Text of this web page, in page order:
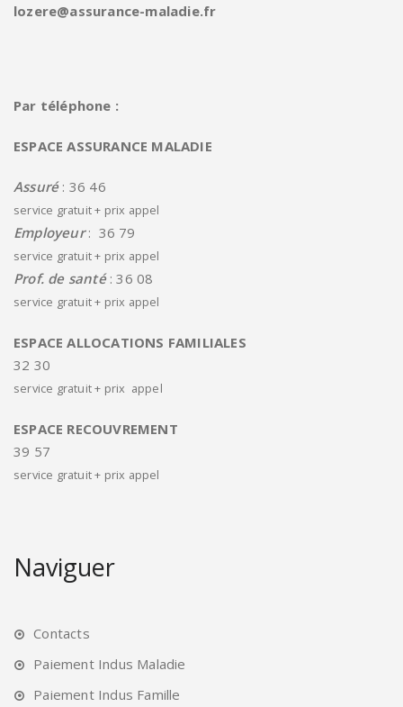
lozere@assurance-maladie.fr
Par téléphone :
ESPACE ASSURANCE MALADIE
Assuré: 36 46
service gratuit + prix appel
Employeur: 36 79
service gratuit + prix appel
Prof. de santé: 36 08
service gratuit + prix appel
ESPACE ALLOCATIONS FAMILIALES
32 30
service gratuit + prix appel
ESPACE RECOUVREMENT
39 57
service gratuit + prix appel
Naviguer
Contacts
Paiement Indus Maladie
Paiement Indus Famille